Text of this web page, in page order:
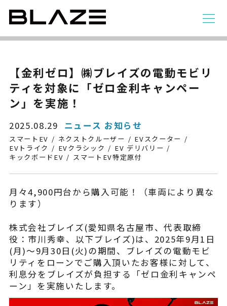
別途
電動アシスト自転車
¥225,454（税込¥248,000）
詳細を見る
近くの店舗を見る
NEWS
【金利ゼロ】㈱ブレイズの電動モビリ
ティを対象に「ゼロ金利キャンペー
ン」を実施！
2025.08.29 ニュース お知らせ
スマートEV ネクストクルーザー
EVスクーター
EVトライク
EVクラシック
EV デリバリー
キックボードEV
スマートEV特定原付
月々4,900円台から購入可能！（車両により異な
ります）
株式会社ブレイズ(愛知県名古屋市、代表取締
役：市川秀幸、以下ブレイズ)は、2025年9月1日
(月)～9月30日(火)の期間、ブレイズの電動モビ
リティをローンでご購入頂いたお客様に対して、
利息分をブレイズが負担する「ゼロ金利キャンペ
ーン」を実施いたします。